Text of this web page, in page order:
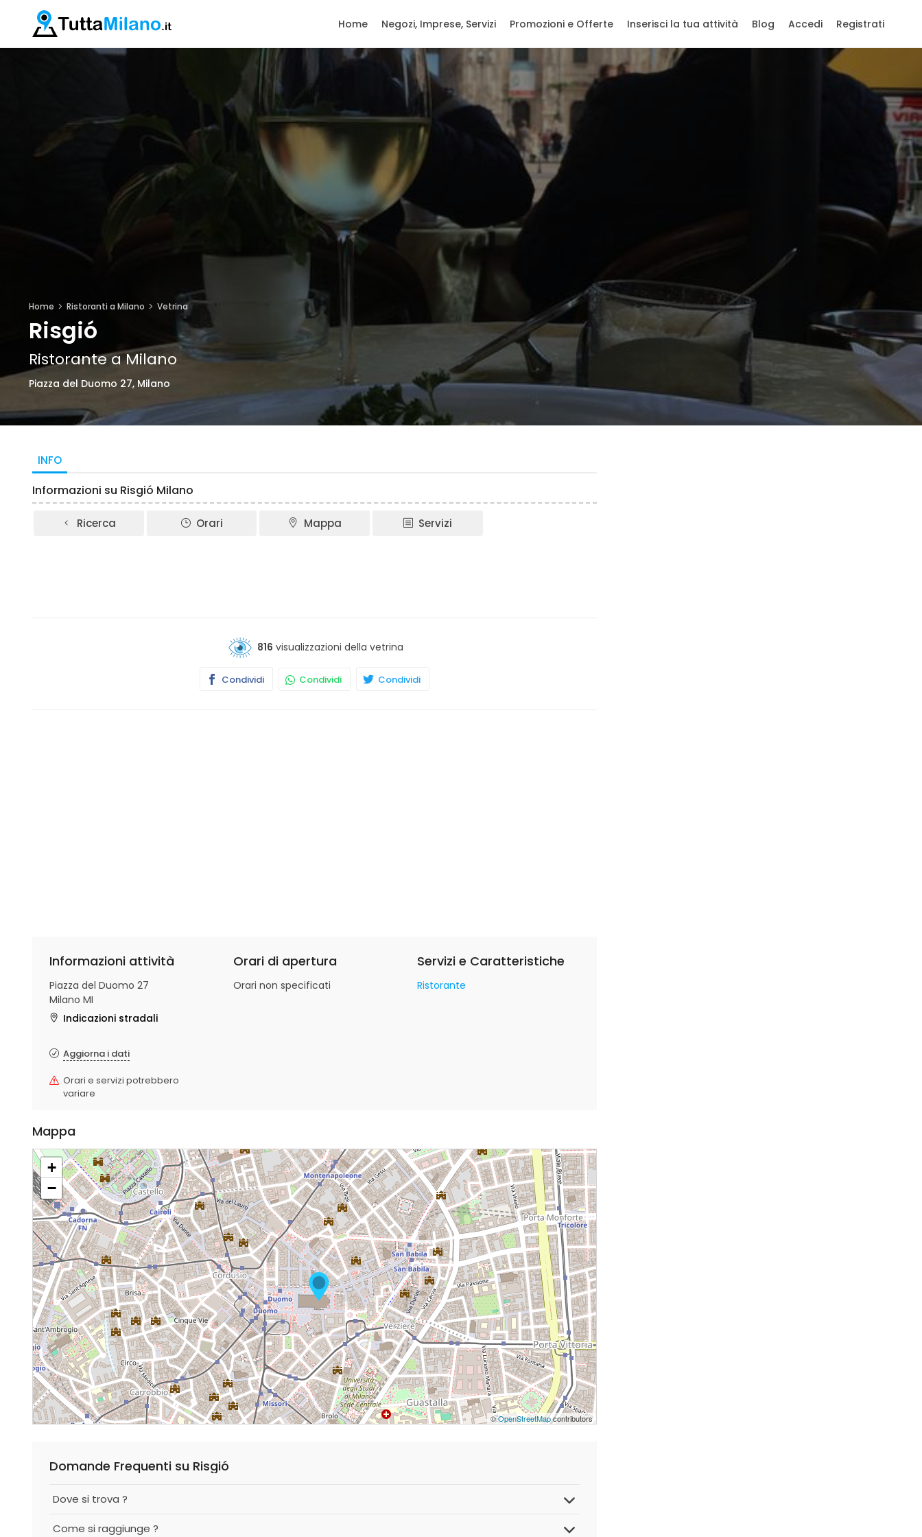
Home Negozi, Imprese, Servizi Promozioni e Offerte Inserisci la tua attività Blog Accedi Registrati
Home Ristoranti a Milano Vetrina
Risgió
Ristorante a Milano
Piazza del Duomo 27, Milano
INFO
Informazioni su Risgió Milano
Ricerca Orari Mappa Servizi
816 visualizzazioni della vetrina
Condividi Condividi Condividi
Informazioni attività
Piazza del Duomo 27
Milano MI
Indicazioni stradali
Aggiorna i dati
Orari e servizi potrebbero
variare
Orari di apertura
Orari non specificati
Servizi e Caratteristiche
Ristorante
Mappa
+
−
©OpenStreetMapcontributors
Domande Frequenti su Risgió
Dove si trova ?
Come si raggiunge ?